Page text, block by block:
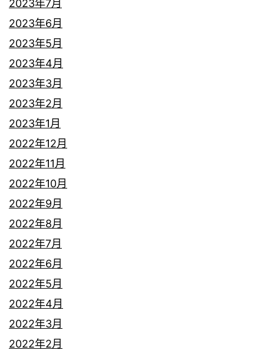
2023年7月
2023年6月
2023年5月
2023年4月
2023年3月
2023年2月
2023年1月
2022年12月
2022年11月
2022年10月
2022年9月
2022年8月
2022年7月
2022年6月
2022年5月
2022年4月
2022年3月
2022年2月